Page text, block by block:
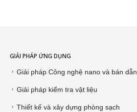
GIẢI PHÁP ỨNG DỤNG
Giải pháp Công nghệ nano và bán dẫn
Giải pháp kiểm tra vật liệu
Thiết kế và xây dựng phòng sạch